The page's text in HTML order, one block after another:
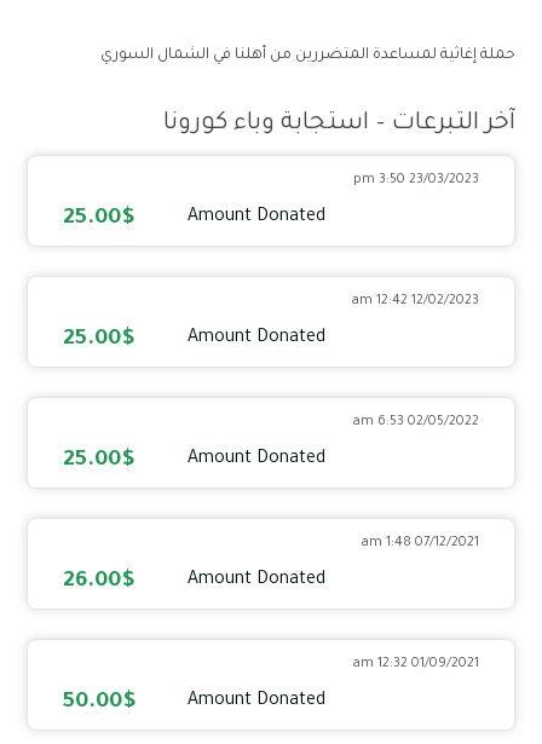
حملة إغاثية لمساعدة المتضررين من أهلنا في الشمال السوري
آخر التبرعات – استجابة وباء كورونا
23/03/2023 3:50 pm
Amount Donated
25.00$
12/02/2023 12:42 am
Amount Donated
25.00$
02/05/2022 6:53 am
Amount Donated
25.00$
07/12/2021 1:48 am
Amount Donated
26.00$
01/09/2021 12:32 am
Amount Donated
50.00$